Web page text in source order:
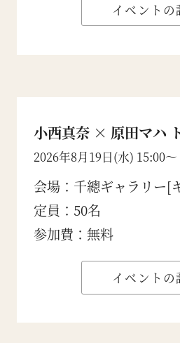
イベントの
小西真奈 × 原田マハ
2026年8月19日(水) 15:00〜
会場：千總ギャラリー[
定員：50名
参加費：無料
イベントの